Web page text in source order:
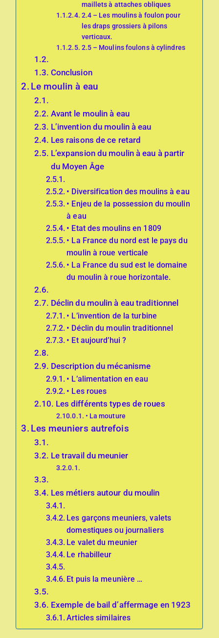
maillets à attaches obliques
2.4 – Les moulins à foulon pour
les draps grossiers à pilons
verticaux.
2.5 – Moulins foulons à cylindres
Conclusion
Le moulin à eau
Avant le moulin à eau
L’invention du moulin à eau
Les raisons de ce retard
L’expansion du moulin à eau à partir
du Moyen Âge
• Diversification des moulins à eau
• Enjeu de la possession du moulin
à eau
• Etat des moulins en 1809
• La France du nord est le pays du
moulin à roue verticale
• La France du sud est le domaine
du moulin à roue horizontale.
Déclin du moulin à eau traditionnel
• L’invention de la turbine
• Déclin du moulin traditionnel
• Et aujourd’hui ?
Description du mécanisme
• L’alimentation en eau
• Les roues
Les différents types de roues
• La mouture
Les meuniers autrefois
Le travail du meunier
Les métiers autour du moulin
Les garçons meuniers, valets
domestiques ou journaliers
Le valet du meunier
Le rhabilleur
Et puis la meunière …
Exemple de bail d’affermage en 1923
Articles similaires